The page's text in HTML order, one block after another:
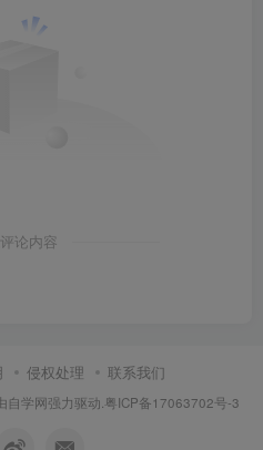
论内容
侵权处理 联系我们
自学网强力驱动. 粤ICP备17063702号-3